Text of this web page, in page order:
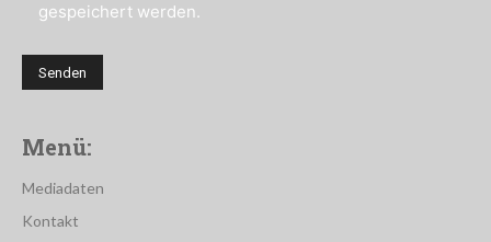
gespeichert werden.
Menü:
Mediadaten
Kontakt